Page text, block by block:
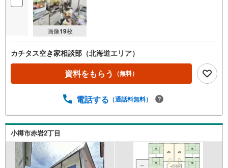
画像19枚
カチタス空き家相談部（北海道エリア）
資料をもらう （無料）
電話する （通話料無料）
小樽市赤岩2丁目